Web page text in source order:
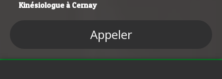
Kinésiologue à Cernay
Appeler